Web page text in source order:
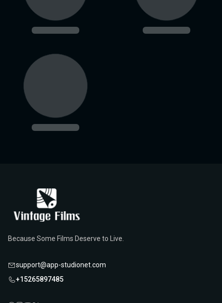
Because Some Films Deserve to Live.
support@app-studionet.com
+15265897485